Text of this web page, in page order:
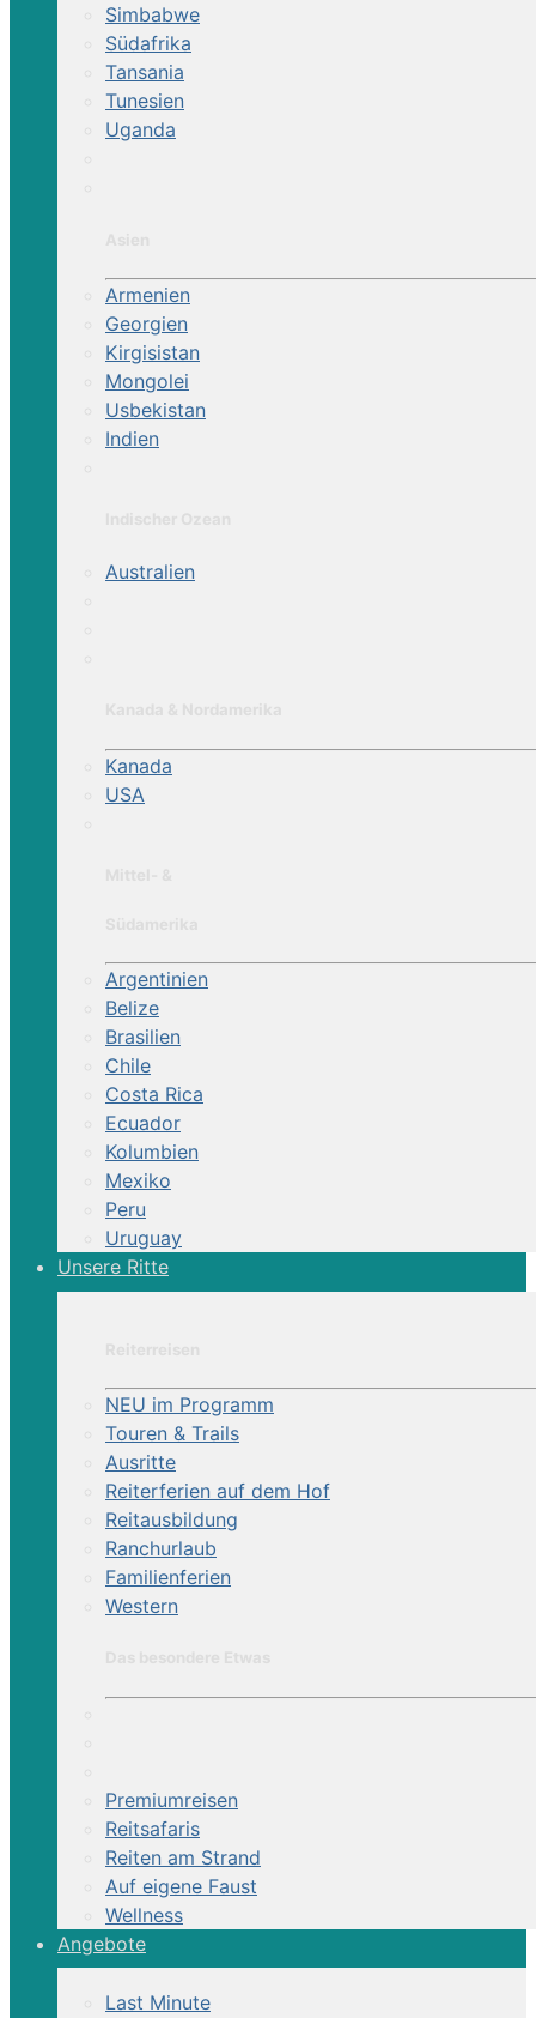
Simbabwe
Südafrika
Tansania
Tunesien
Uganda
Armenien
Georgien
Kirgisistan
Mongolei
Usbekistan
Indien
Australien
Kanada
USA
Argentinien
Belize
Brasilien
Chile
Costa Rica
Ecuador
Kolumbien
Mexiko
Peru
Uruguay
Unsere Ritte
NEU im Programm
Touren & Trails
Ausritte
Reiterferien auf dem Hof
Reitausbildung
Ranchurlaub
Familienferien
Western
Premiumreisen
Reitsafaris
Reiten am Strand
Auf eigene Faust
Wellness
Angebote
Last Minute